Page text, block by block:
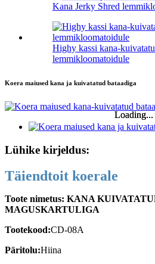
Kana Jerky Shred
Highy kassi kana-
lemmikloomatoidule
Koera maiused kana ja kuivatatud bataadiga
Loading...
Loading...
Lühike kirjeldus:
Täiendtoit koerale
Toote nimetus: KANA
MAGUSKARTULIGA
Tootekood:CD-08A
Päritolu:Hiina